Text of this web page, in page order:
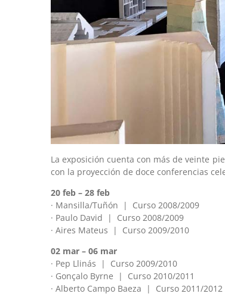
La exposición cuenta con más de veinte
con la proyección de doce conferencias
20 feb – 28 feb
· Mansilla/Tuñón | Curso 2008/2009
· Paulo David | Curso 2008/2009
· Aires Mateus | Curso 2009/2010
02 mar – 06 mar
· Pep Llinás | Curso 2009/2010
· Gonçalo Byrne | Curso 2010/2011
· Alberto Campo Baeza | Curso 2011/2012